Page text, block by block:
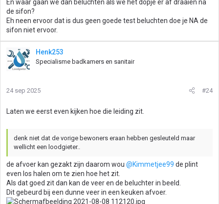
En waar gaan we dan beluchten als we het dopje er af draaien na
de sifon?
Eh neen ervoor dat is dus geen goede test beluchten doe je NA de
sifon niet ervoor.
Henk253
Specialisme badkamers en sanitair
24 sep 2025 #24
Laten we eerst even kijken hoe die leiding zit.
denk niet dat de vorige bewoners eraan hebben gesleuteld maar
wellicht een loodgieter..
de afvoer kan gezakt zijn daarom wou @Kimmetjee99 de plint
even los halen om te zien hoe het zit.
Als dat goed zit dan kan de veer en de beluchter in beeld.
Dit gebeurd bij een dunne veer in een keuken afvoer.